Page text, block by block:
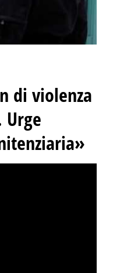
di violenza
Urge